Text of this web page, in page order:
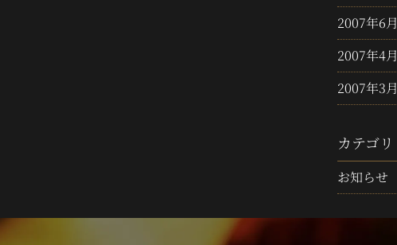
2007年6月
2007年4月
2007年3月
カテゴリ
お知らせ